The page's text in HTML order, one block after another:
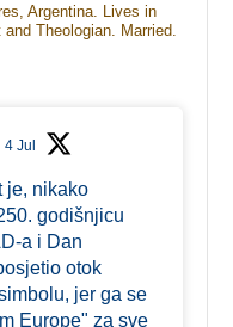
Argentina. Lives in
Theologian. Married.
4 Jul
je, nikako
godišnjicu
a i Dan
otok
jer ga se
Europe" za sve